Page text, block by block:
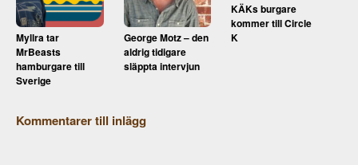
Myllra tar
MrBeasts
hamburgare till
Sverige
George Motz – den
aldrig tidigare
släppta intervjun
KÄKs burgare
kommer till Circle
K
Kommentarer till inlägg